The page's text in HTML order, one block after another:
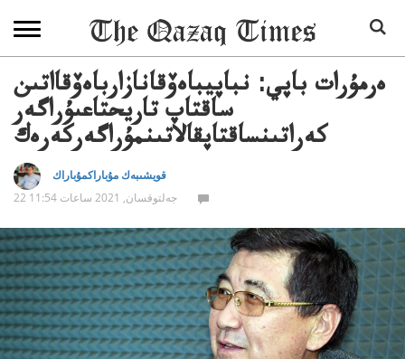
ەرمۇرات باپي: نباپيباەۆقانازارباەۆقااتىن
ساقتاپ تاريحتاعىۇراگەر
كەراتىنساقتاپقالاتىنمۇراگەركەرەك
قويشىبەك مۇباراكمۇباراك
22 جەلتوقسان, 2021 ساعات 11:54